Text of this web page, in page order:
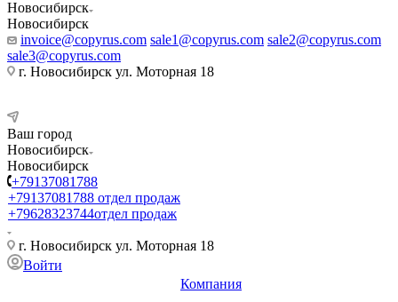
Новосибирск
Новосибирск
invoice@copyrus.com sale1@copyrus.com sale2@copyrus.com
sale3@copyrus.com
г. Новосибирск ул. Моторная 18
Ваш город
Новосибирск
Новосибирск
+79137081788
+79137081788 отдел продаж
+79628323744отдел продаж
г. Новосибирск ул. Моторная 18
Войти
Компания